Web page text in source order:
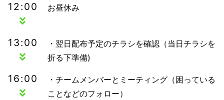
12:00 お昼休み
13:00
・翌日配布予定のチラシを確認（当日チラシを
折る下準備)
16:00
・チームメンバーとミーティング（困っている
ことなどのフォロー）